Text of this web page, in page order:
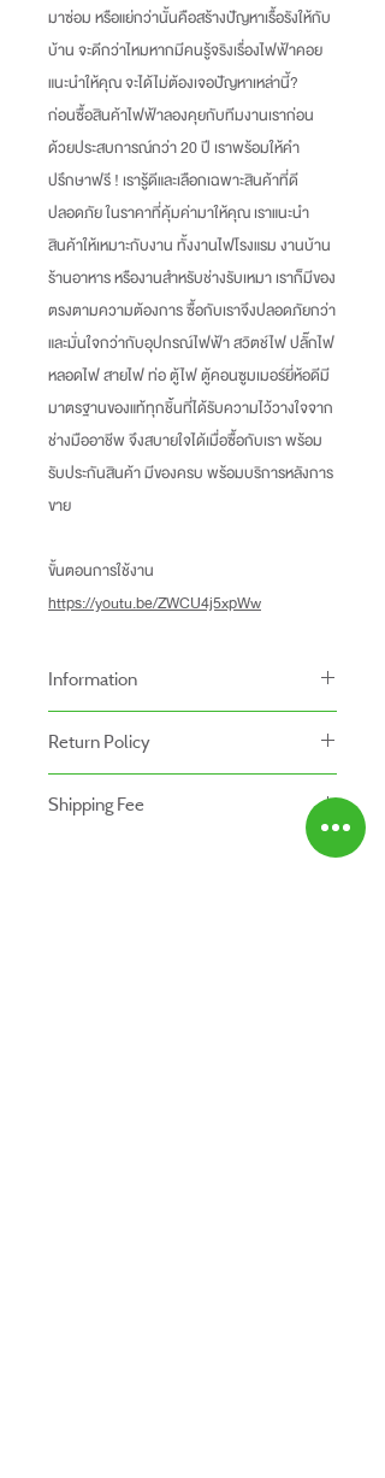
มาซ่อม หรือแย่กว่านั้นคือสร้างปัญหาเรื้อรังให้กับ
บ้าน จะดีกว่าไหมหากมีคนรู้จริงเรื่องไฟฟ้าคอย
แนะนำให้คุณ จะได้ไม่ต้องเจอปัญหาเหล่านี้?
ก่อนซื้อสินค้าไฟฟ้าลองคุยกับทีมงานเราก่อน
ด้วยประสบการณ์กว่า20ปี เราพร้อมให้คำ
ปรึกษาฟรี! เรารู้ดีและเลือกเฉพาะสินค้าที่ดี
ปลอดภัย ในราคาที่คุ้มค่ามาให้คุณ เราแนะนำ
สินค้าให้เหมาะกับงาน ทั้งงานไฟโรงแรม งานบ้าน
ร้านอาหาร หรืองานสำหรับช่างรับเหมา เราก็มีของ
ตรงตามความต้องการ ซื้อกับเราจึงปลอดภัยกว่า
และมั่นใจกว่ากับอุปกรณ์ไฟฟ้า สวิตช์ไฟ ปลั๊กไฟ
หลอดไฟ สายไฟ ท่อ ตู้ไฟ ตู้คอนซูมเมอร์ยี่ห้อดีมี
มาตรฐานของแท้ทุกชิ้นที่ได้รับความไว้วางใจจาก
ช่างมืออาชีพ จึงสบายใจได้เมื่อซื้อกับเรา พร้อม
รับประกันสินค้า มีของครบ พร้อมบริการหลังการ
ขาย
ขั้นตอนการใช้งาน
https://youtu.be/ZWCU4j5xpWw
Information
หน้าร้านและสาขาของเรา
-ระยะเวลารับประกันสินค้าบนเว็ปไซท์อาจจะแตก
ต่างจากการซื้อสินค้าหน้าร้าน
Return Policy
- สินค้าสามารถคืนได้ภายใน 7 วัน หลังจากรับ
Shipping Fee
- สินค้ายังไม่รวมค่าจัดส่ง ผู้ซื้อเป็นผู้รับผิดชอบ